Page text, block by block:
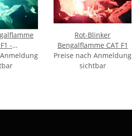
-
Rot-Blinker
Bengalflamme CAT F1
Preise nach Anmeldung
sichtbar